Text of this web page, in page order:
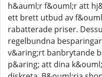
h&auml;r f&ouml;r att
ett brett utbud av
rabatterade priser.
regelbundna
v&aring;rt banbrytande
p&aring; att dina